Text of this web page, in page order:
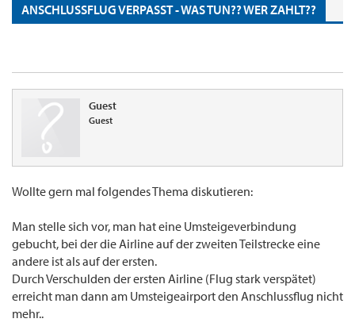
ANSCHLUSSFLUG VERPASST - WAS TUN?? WER ZAHLT??
Guest
Guest
Wollte gern mal folgendes Thema diskutieren:
Man stelle sich vor, man hat eine Umsteigeverbindung
gebucht, bei der die Airline auf der zweiten Teilstrecke eine
andere ist als auf der ersten.
Durch Verschulden der ersten Airline (Flug stark verspätet)
erreicht man dann am Umsteigeairport den Anschlussflug nicht
mehr..